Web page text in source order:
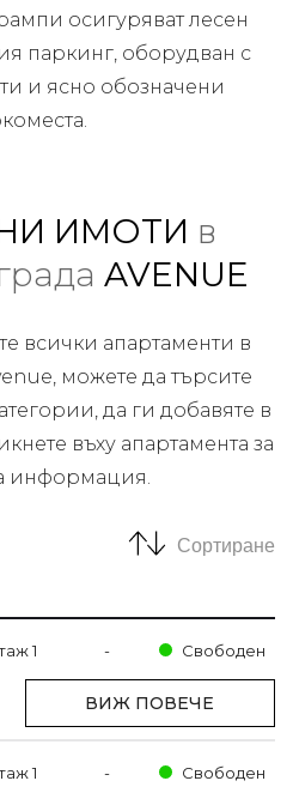
осигуряват лесен
паркинг, оборудван с
и ясно обозначени
ИМОТИ в
AVENUE
всички апартаменти в
можете да търсите
да ги добавяте в
въху апартамента за
информация.
Сортиране
1 - Свободен
ВИЖ ПОВЕЧЕ
1 - Свободен